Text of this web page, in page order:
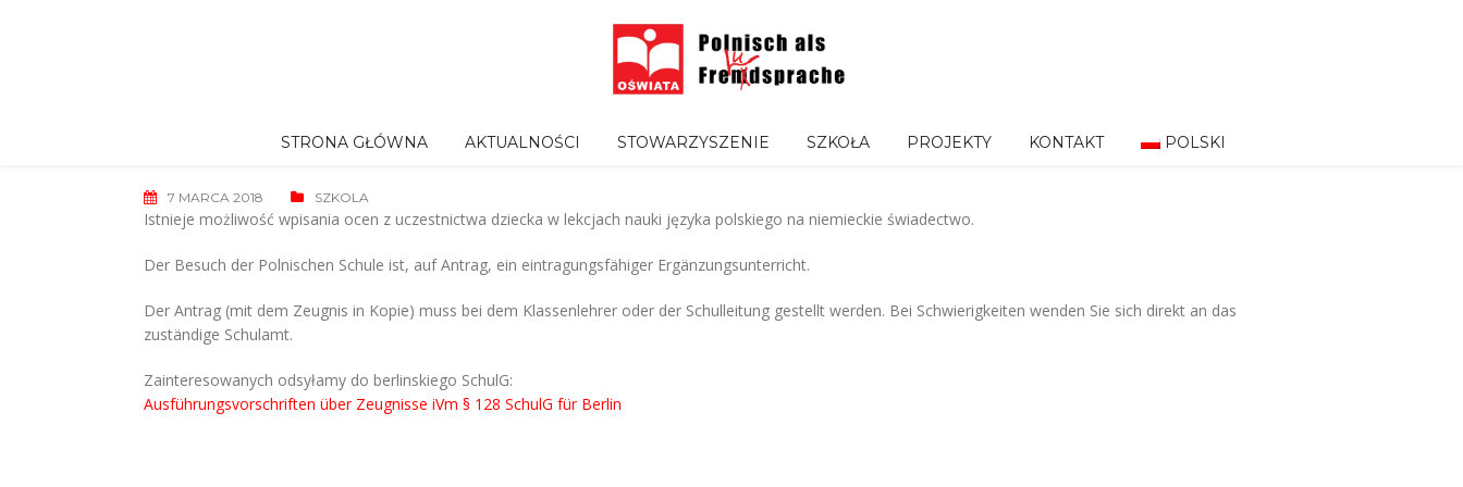
STRONA GŁÓWNA AKTUALNOŚCI STOWARZYSZENIE SZKOŁA PROJEKTY KONTAKT POLSKI
7 MARCA 2018 SZKOLA
Istnieje możliwość wpisania ocen z uczestnictwa dziecka w lekcjach nauki języka polskiego na niemieckie świadectwo.
Der Besuch der Polnischen Schule ist, auf Antrag, ein eintragungsfähiger Ergänzungsunterricht.
Der Antrag (mit dem Zeugnis in Kopie) muss bei dem Klassenlehrer oder der Schulleitung gestellt werden. Bei Schwierigkeiten wenden Sie sich direkt an das
zuständige Schulamt.
Zainteresowanych odsyłamy do berlinskiego SchulG:
Ausführungsvorschriften über Zeugnisse iVm § 128 SchulG für Berlin